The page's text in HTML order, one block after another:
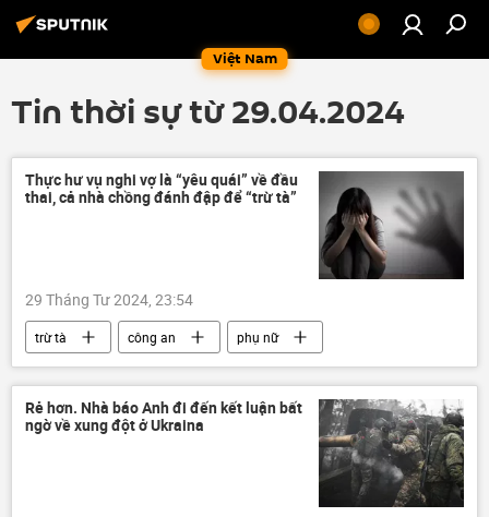
Việt Nam
Tin thời sự từ 29.04.2024
Thực hư vụ nghi vợ là “yêu quái” về đầu
thai, cả nhà chồng đánh đập để “trừ tà”
29 Tháng Tư 2024, 23:54
trừ tà công an
phụ nữ
đánh đập
quay clip
Việt Nam
Xã hội
Pháp luật
Rẻ hơn. Nhà báo Anh đi đến kết luận bất
ngờ về xung đột ở Ukraina